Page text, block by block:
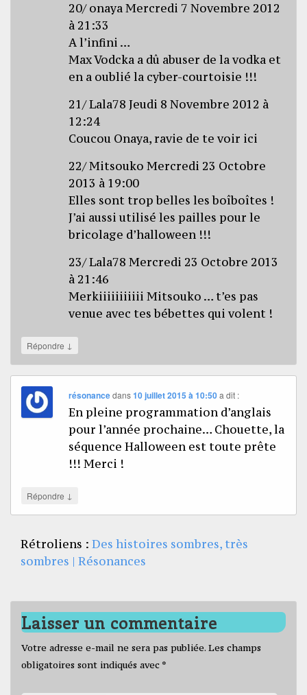
20/ onaya Mercredi 7 Novembre 2012
à 21:33
A l’infini …
Max Vodcka a dû abuser de la vodka et
en a oublié la cyber-courtoisie !!!
21/ Lala78 Jeudi 8 Novembre 2012 à
12:24
Coucou Onaya, ravie de te voir ici
22/ Mitsouko Mercredi 23 Octobre
2013 à 19:00
Elles sont trop belles les boîboîtes !
J’ai aussi utilisé les pailles pour le
bricolage d’halloween !!!
23/ Lala78 Mercredi 23 Octobre 2013
à 21:46
Merkiiiiiiiiiii Mitsouko … t’es pas
venue avec tes bébettes qui volent !
Répondre ↓
résonancedans10 juillet 2015 à 10:50 a dit :
En pleine programmation d’anglais
pour l’année prochaine… Chouette, la
séquence Halloween est toute prête
!!! Merci !
Répondre ↓
Rétroliens : Des histoires sombres, très
sombres | Résonances
Laisser un commentaire
Votre adresse e-mail ne sera pas publiée. Les champs
obligatoires sont indiqués avec *